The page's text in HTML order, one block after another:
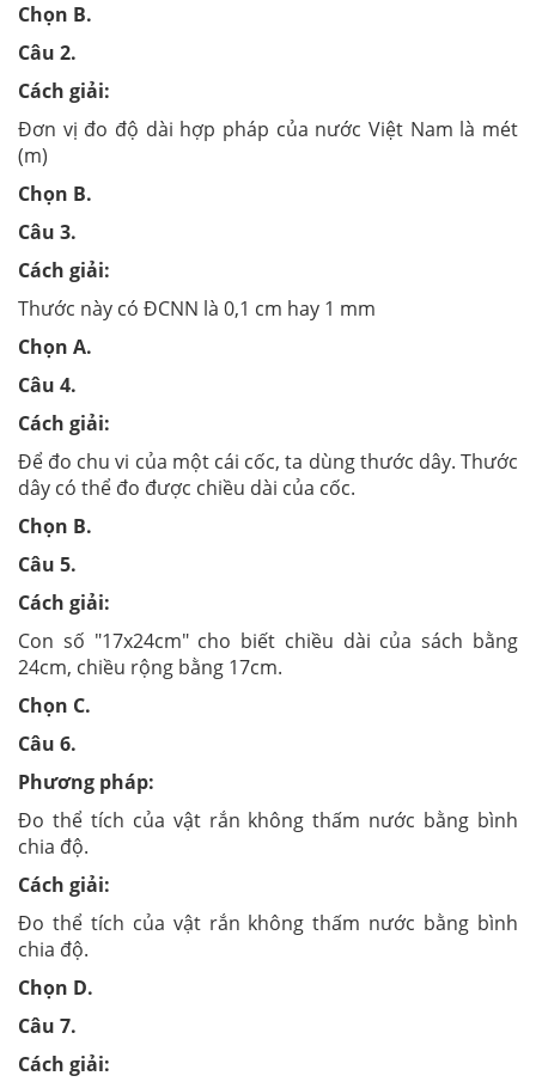
Chọn B.
Câu 2.
Cách giải:
Đơn vị đo độ dài hợp pháp của nước Việt Nam là mét
(m)
Chọn B.
Câu 3.
Cách giải:
Thước này có ĐCNN là 0,1 cm hay 1 mm
Chọn A.
Câu 4.
Cách giải:
Để đo chu vi của một cái cốc, ta dùng thước dây. Thước
dây có thể đo được chiều dài của cốc.
Chọn B.
Câu 5.
Cách giải:
Con số "17x24cm" cho biết chiều dài của sách bằng
24cm, chiều rộng bằng 17cm.
Chọn C.
Câu 6.
Phương pháp:
Đo thể tích của vật rắn không thấm nước bằng bình
chia độ.
Cách giải:
Đo thể tích của vật rắn không thấm nước bằng bình
chia độ.
Chọn D.
Câu 7.
Cách giải: